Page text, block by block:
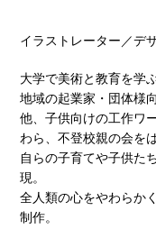
イラストレーター／デ
大学で美術と教育を学ぶ
地域の起業家・団体様
他、子供向けの工作ワ
わら、不登校親の会を
自らの子育てや子供た
現。
全人類の心をやわらか
制作。